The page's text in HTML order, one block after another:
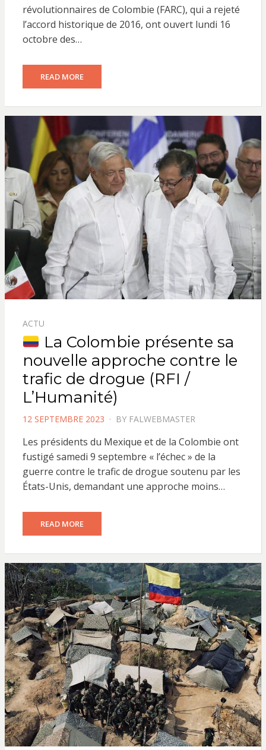
révolutionnaires de Colombie (FARC), qui a rejeté
l’accord historique de 2016, ont ouvert lundi 16
octobre des…
READ MORE
ACTU
La Colombie présente sa
nouvelle approche contre le
trafic de drogue (RFI /
L’Humanité)
POSTED
12 SEPTEMBRE 2023 BY FALWEBMASTER
Les présidents du Mexique et de la Colombie ont
fustigé samedi 9 septembre « l’échec » de la
guerre contre le trafic de drogue soutenu par les
États-Unis, demandant une approche moins…
READ MORE